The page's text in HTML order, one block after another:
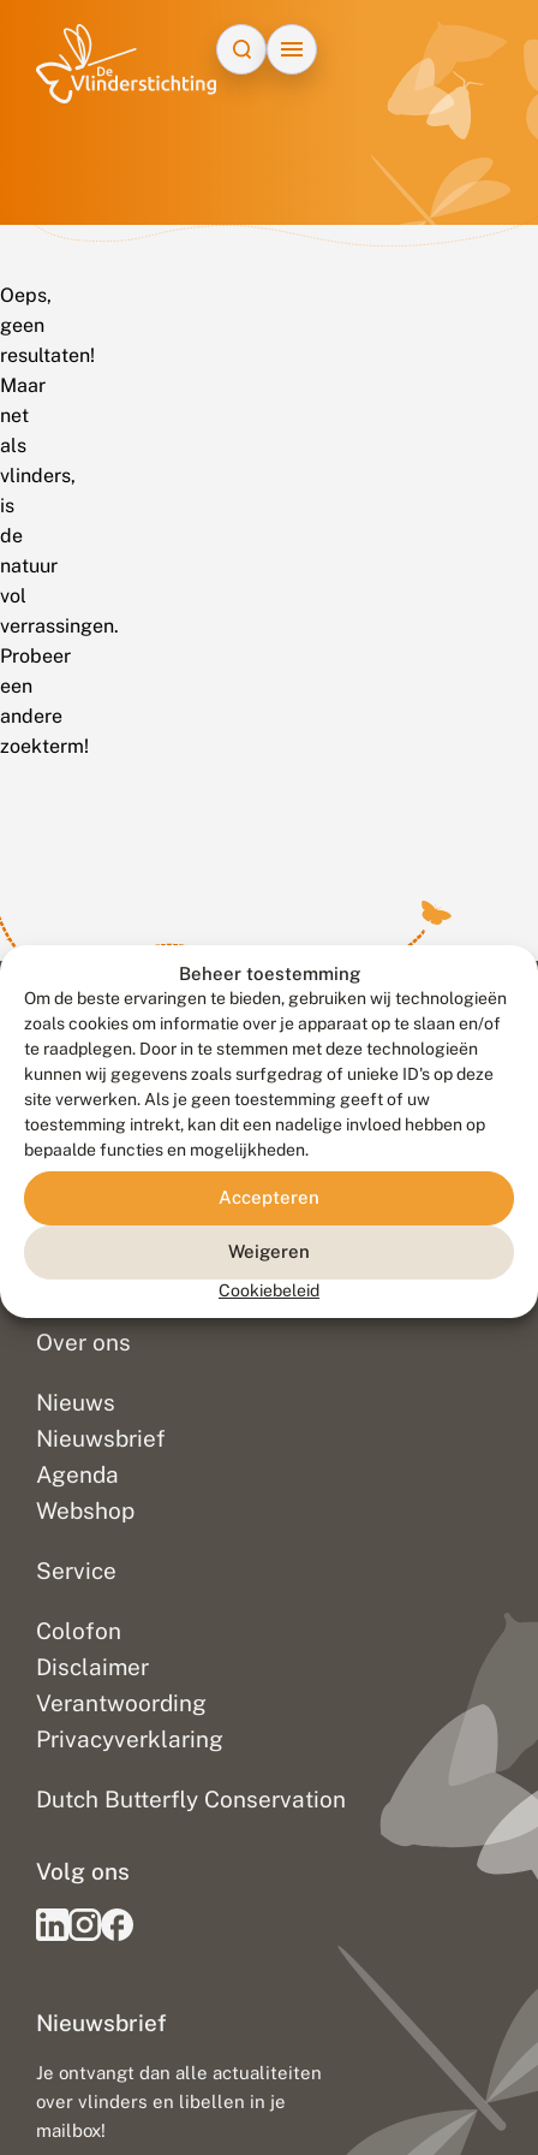
Beheer toestemming
Om de beste ervaringen te bieden, gebruiken wij technologieën
zoals cookies om informatie over je apparaat op te slaan en/of
te raadplegen. Door in te stemmen met deze technologieën
kunnen wij gegevens zoals surfgedrag of unieke ID's op deze
site verwerken. Als je geen toestemming geeft of uw
toestemming intrekt, kan dit een nadelige invloed hebben op
bepaalde functies en mogelijkheden.
Accepteren
Weigeren
Cookiebeleid
Oeps,
geen
resultaten!
Maar
net
als
vlinders,
is
de
natuur
vol
verrassingen.
Probeer
een
andere
zoekterm!
Contact
Veelgestelde vragen
Doneer
Over ons
Nieuws
Nieuwsbrief
Agenda
Webshop
Service
Colofon
Disclaimer
Verantwoording
Privacyverklaring
Dutch Butterfly Conservation
Nieuwsbrief
Je ontvangt dan alle actualiteiten
over vlinders en libellen in je
mailbox!
Volg ons
Meld waarnemingen© 2026 Vlinderstichting
Duurzaam ontwikkeld door
Go2People
, ontworpen door
Blue Field Agency
Privacy
Disclaimer
Sitemap